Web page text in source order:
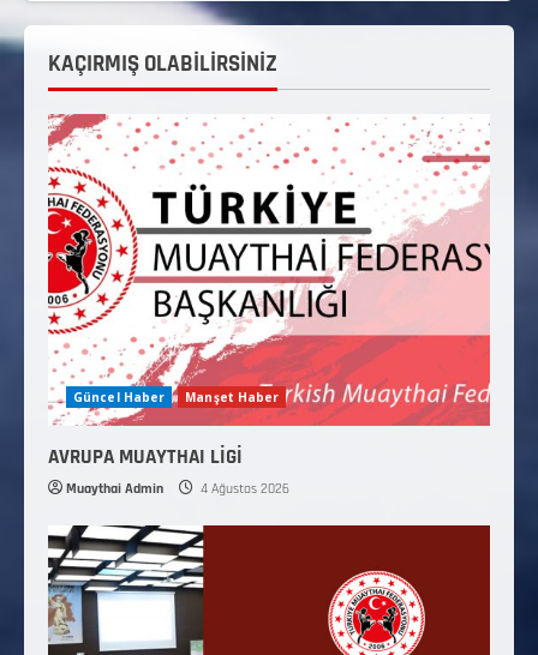
KAÇIRMIŞ OLABİLİRSİNİZ
Güncel Haber Manşet Haber
AVRUPA MUAYTHAI LİGİ
Muaythai Admin 4 Ağustos 2026